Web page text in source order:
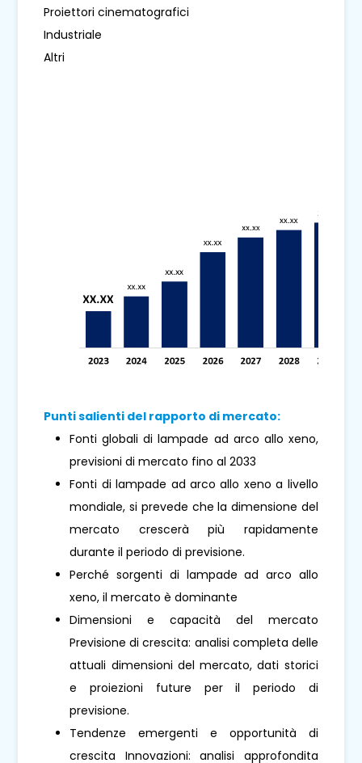
Proiettori cinematografici
Industriale
Altri
Punti salienti del rapporto di mercato:
Fonti globali di lampade ad arco allo xeno,
previsioni di mercato fino al 2033
Fonti di lampade ad arco allo xeno a livello
mondiale, si prevede che la dimensione del
mercato crescerà più rapidamente
durante il periodo di previsione.
Perché sorgenti di lampade ad arco allo
xeno, il mercato è dominante
Dimensioni e capacità del mercato
Previsione di crescita: analisi completa delle
attuali dimensioni del mercato, dati storici
e proiezioni future per il periodo di
previsione.
Tendenze emergenti e opportunità di
crescita Innovazioni: analisi approfondita